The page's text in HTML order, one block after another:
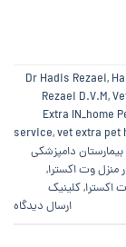
Dr Hadis Rezaei,
Rezaei D.V.M,
Extra IN_home
service,vet extra pet
بیمارستان دامپزشکی
وت اکسترا,
اکسترا,کلینیک
ارسال دیدگاه